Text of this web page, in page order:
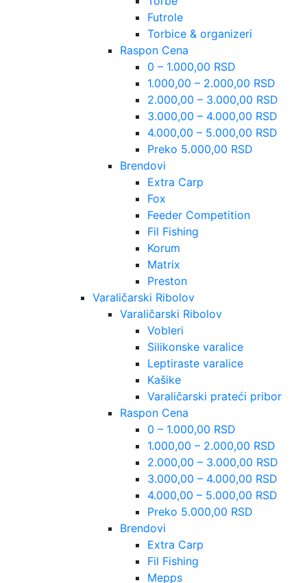
Futrole
Torbice & organizeri
Raspon Cena
0 – 1.000,00 RSD
1.000,00 – 2.000,00 RSD
2.000,00 – 3.000,00 RSD
3.000,00 – 4.000,00 RSD
4.000,00 – 5.000,00 RSD
Preko 5.000,00 RSD
Brendovi
Extra Carp
Fox
Feeder Competition
Fil Fishing
Korum
Matrix
Preston
Varaličarski Ribolov
Varaličarski Ribolov
Vobleri
Silikonske varalice
Leptiraste varalice
Kašike
Varaličarski prateći pribor
Raspon Cena
0 – 1.000,00 RSD
1.000,00 – 2.000,00 RSD
2.000,00 – 3.000,00 RSD
3.000,00 – 4.000,00 RSD
4.000,00 – 5.000,00 RSD
Preko 5.000,00 RSD
Brendovi
Extra Carp
Fil Fishing
Mepps